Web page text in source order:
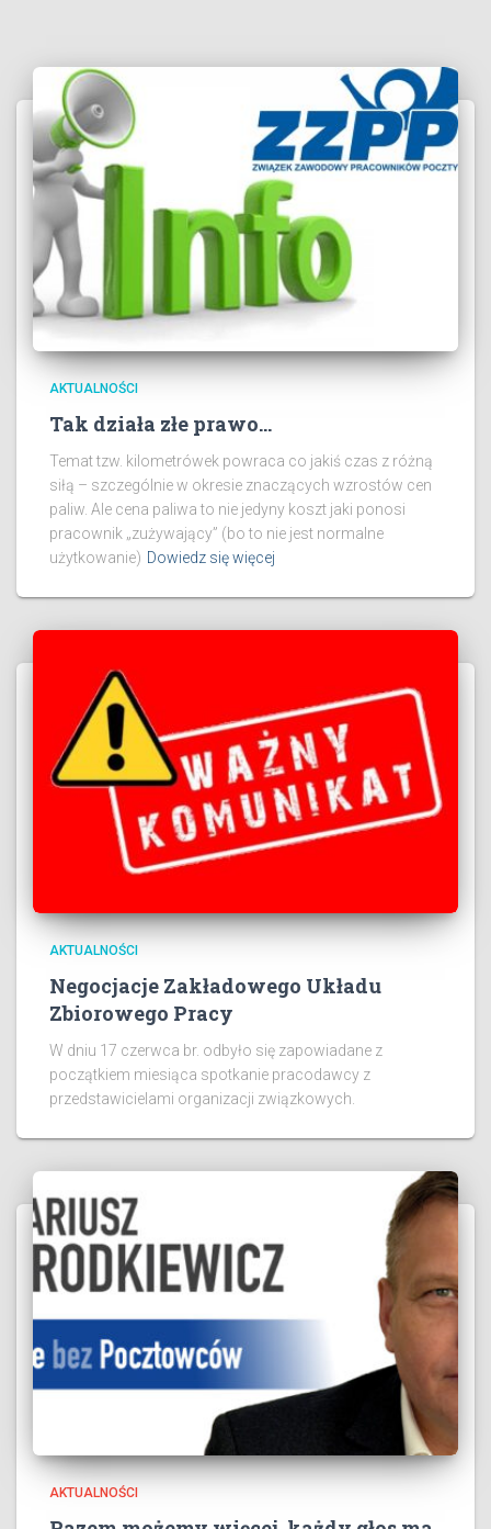
AKTUALNOŚCI
Tak działa złe prawo…
Temat tzw. kilometrówek powraca co jakiś czas z różną
siłą – szczególnie w okresie znaczących wzrostów cen
paliw. Ale cena paliwa to nie jedyny koszt jaki ponosi
pracownik „zużywający” (bo to nie jest normalne
użytkowanie) Dowiedz się więcej
AKTUALNOŚCI
Negocjacje Zakładowego Układu
Zbiorowego Pracy
W dniu 17 czerwca br. odbyło się zapowiadane z
początkiem miesiąca spotkanie pracodawcy z
przedstawicielami organizacji związkowych.
AKTUALNOŚCI